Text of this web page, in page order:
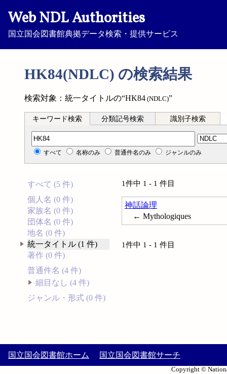
Web NDL Authorities
国立国会図書館典拠データ検索・提供サービス
HK84(NDLC) の検索結果
検索対象：統一タイトルの“HK84 (NDLC)”
キーワード検索 分類記号検索 識別子検索
分類記号検索
すべて 名称のみ 普通件名のみ ジャンルのみ
すべて (5 件)
個人名 (0 件)
家族名 (0 件)
団体名 (0 件)
地名 (0 件)
統一タイトル (1 件)
著作 (0 件)
普通件名 (4 件)
細目なし (4 件)
ジャンル・形式 (0 件)
1件中 1 - 1 件目
神話論理
← Mythologiques
1件中 1 - 1 件目
国立国会図書館ホーム 国立国会図書館サーチ
Copyright ©